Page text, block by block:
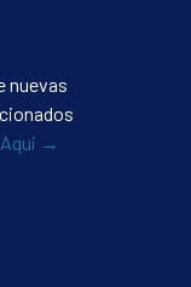
nuevas
Aqui →